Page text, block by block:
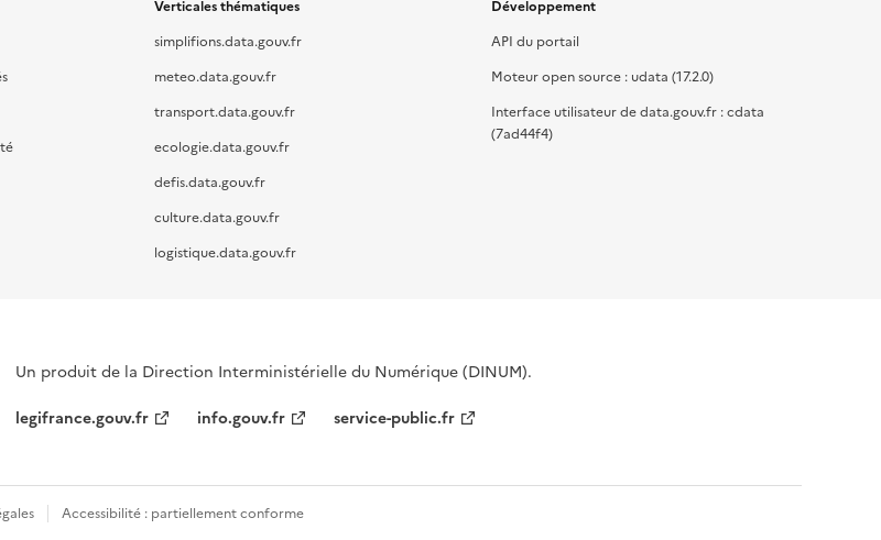
Verticales thématiques
simplifions.data.gouv.fr
meteo.data.gouv.fr
transport.data.gouv.fr
ecologie.data.gouv.fr
defis.data.gouv.fr
culture.data.gouv.fr
logistique.data.gouv.fr
Développement
API du portail
Moteur open source : udata (17.2.0)
Interface utilisateur de data.gouv.fr : cdata
(7ad44f4)
Un produit de la Direction Interministérielle du Numérique (DINUM).
legifrance.gouv.fr
info.gouv.fr service-public.fr
Accessibilité : partiellement conforme